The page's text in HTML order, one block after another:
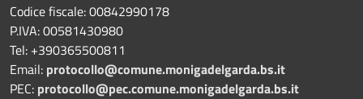
Codice fiscale: 00842990178
P.IVA: 00581430980
Tel: +390365500811
Email: protocollo@comune.monigadelgarda.bs.it
PEC: protocollo@pec.comune.monigadelgarda.bs.it